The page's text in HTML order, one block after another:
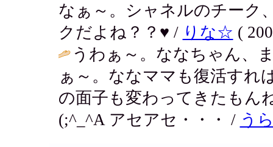
なぁ～。シャネルのチーク
クだよね？？♥ / りな☆ (
うわぁ～。ななちゃん、
ぁ～。ななママも復活すれ
の面子も変わってきたもん
(;^_^A アセアセ・・・ / う